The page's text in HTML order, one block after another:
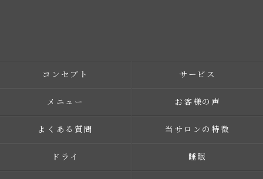
コンセプト サービス
メニュー お客様の声
よくある質問 当サロンの特徴
ドライ 睡眠